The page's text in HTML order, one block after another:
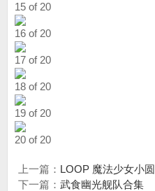
15 of 20
16 of 20
17 of 20
18 of 20
19 of 20
20 of 20
上一篇： LOOP 魔法少女小圆
下一篇： 武食幽光舰队合集